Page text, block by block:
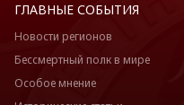
ГЛАВНЫЕ СОБЫТИЯ
Новости регионов
Бессмертный полк в мире
Особое мнение